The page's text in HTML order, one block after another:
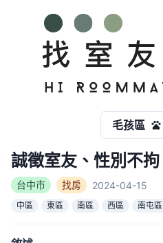
毛孩區
誠徵室友、性別不拘
台中市 找房 2024-04-15
中區 東區 南區 西區 南屯區